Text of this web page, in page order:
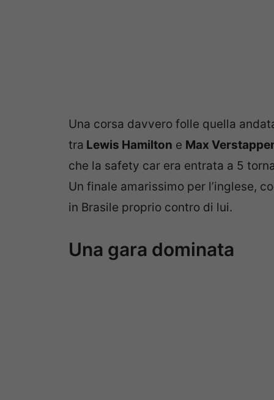
Una corsa davvero folle quella
tra Lewis Hamilton e Max
che la safety car era entrata a 5
Un finale amarissimo per l’inglese,
in Brasile proprio contro di lui.
Una gara dominata